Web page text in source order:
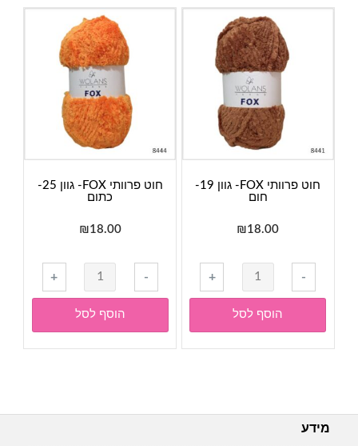
גוון
11-
תכלת
גוון
15-
סגול
לילך
חוט פרוותי FOX- גוון 19-
חום
₪18.00
-
כמות
של
חוט
פרוותי
FOX-
+
הוסף לסל
חוט פרוותי FOX- גוון 25-
כתום
₪18.00
-
כמות
של
חוט
פרוותי
FOX-
+
הוסף לסל
מידע